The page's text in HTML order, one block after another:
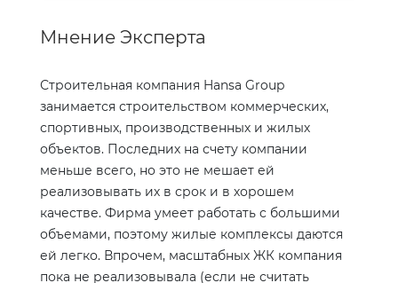
Мнение Эксперта
Строительная компания Hansa Group
занимается строительством коммерческих,
спортивных, производственных и жилых
объектов. Последних на счету компании
меньше всего, но это не мешает ей
реализовывать их в срок и в хорошем
качестве. Фирма умеет работать с большими
объемами, поэтому жилые комплексы даются
ей легко. Впрочем, масштабных ЖК компания
пока не реализовывала (если не считать